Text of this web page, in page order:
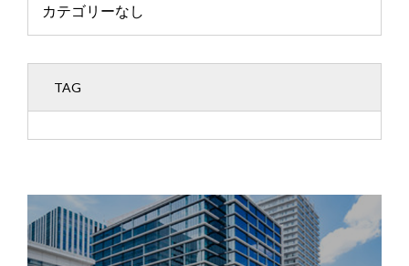
カテゴリーなし
TAG